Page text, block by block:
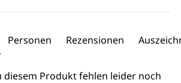
Personen Rezensionen
Produkt fehlen leider noch